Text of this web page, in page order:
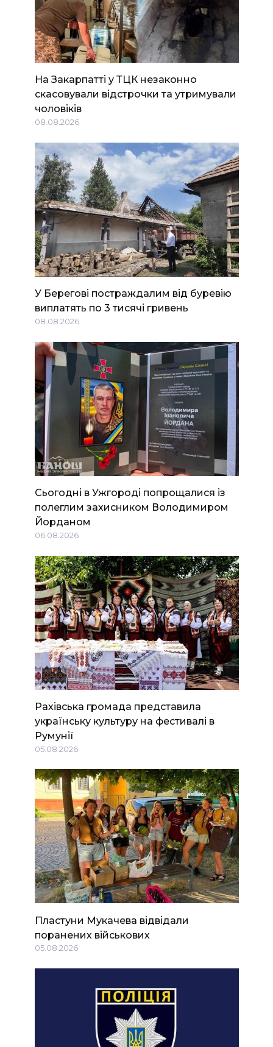
На Закарпатті у ТЦК незаконно
скасовували відстрочки та утримували
чоловіків
08.08.2026
У Берегові постраждалим від буревію
виплатять по 3 тисячі гривень
08.08.2026
Сьогодні в Ужгороді попрощалися із
полеглим захисником Володимиром
Йорданом
06.08.2026
Рахівська громада представила
українську культуру на фестивалі в
Румунії
05.08.2026
Пластуни Мукачева відвідали
поранених військових
05.08.2026